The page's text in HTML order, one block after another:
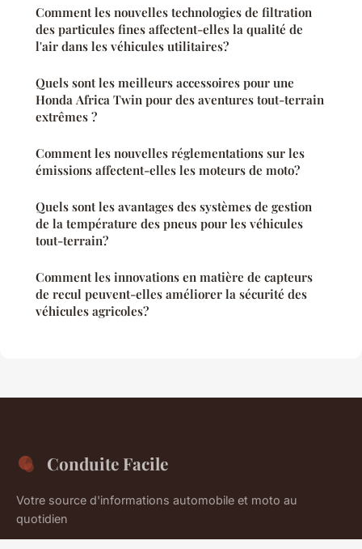
Comment les nouvelles technologies de filtration
des particules fines affectent-elles la qualité de
l'air dans les véhicules utilitaires?
Quels sont les meilleurs accessoires pour une
Honda Africa Twin pour des aventures tout-terrain
extrêmes ?
Comment les nouvelles réglementations sur les
émissions affectent-elles les moteurs de moto?
Quels sont les avantages des systèmes de gestion
de la température des pneus pour les véhicules
tout-terrain?
Comment les innovations en matière de capteurs
de recul peuvent-elles améliorer la sécurité des
véhicules agricoles?
Conduite Facile
Votre source d'informations automobile et moto au
quotidien